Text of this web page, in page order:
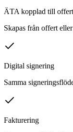
ÄTA kopplad till offert
Skapas från offert
Digital signering
Samma
Fakturering